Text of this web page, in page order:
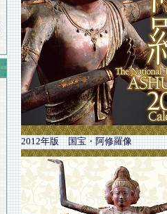
2012年版 国宝・阿修羅像